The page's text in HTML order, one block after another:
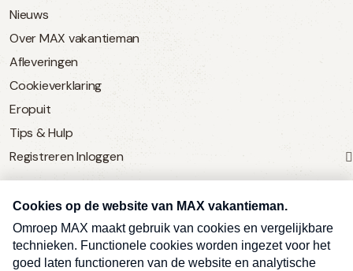
Nieuws
Over MAX vakantieman
Afleveringen
Cookieverklaring
Eropuit
Tips & Hulp
Registreren Inloggen
SERVICE
Over Omroep MAX
MAX Vandaag